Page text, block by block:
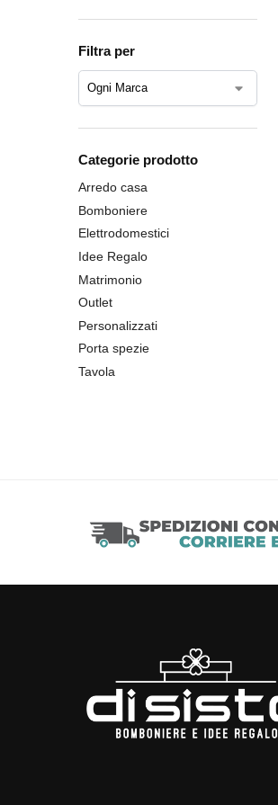
Filtra per
Categorie prodotto
Arredo casa
Bomboniere
Elettrodomestici
Idee Regalo
Matrimonio
Outlet
Personalizzati
Porta spezie
Tavola